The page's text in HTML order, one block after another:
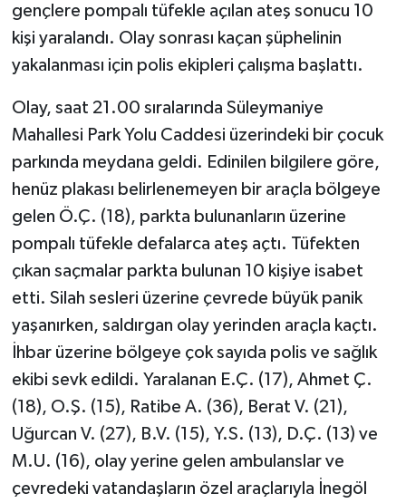
gençlere pompalı tüfekle açılan ateş sonucu 10
kişi yaralandı. Olay sonrası kaçan şüphelinin
yakalanması için polis ekipleri çalışma başlattı.
Olay, saat 21.00 sıralarında Süleymaniye
Mahallesi Park Yolu Caddesi üzerindeki bir çocuk
parkında meydana geldi. Edinilen bilgilere göre,
henüz plakası belirlenemeyen bir araçla bölgeye
gelen Ö.Ç. (18), parkta bulunanların üzerine
pompalı tüfekle defalarca ateş açtı. Tüfekten
çıkan saçmalar parkta bulunan 10 kişiye isabet
etti. Silah sesleri üzerine çevrede büyük panik
yaşanırken, saldırgan olay yerinden araçla kaçtı.
İhbar üzerine bölgeye çok sayıda polis ve sağlık
ekibi sevk edildi. Yaralanan E.Ç. (17), Ahmet Ç.
(18), O.Ş. (15), Ratibe A. (36), Berat V. (21),
Uğurcan V. (27), B.V. (15), Y.S. (13), D.Ç. (13) ve
M.U. (16), olay yerine gelen ambulanslar ve
çevredeki vatandaşların özel araçlarıyla İnegöl